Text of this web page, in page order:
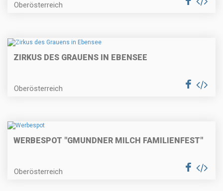
Oberösterreich
ZIRKUS DES GRAUENS IN EBENSEE
Oberösterreich
WERBESPOT "GMUNDNER MILCH FAMILIENFEST"
Oberösterreich